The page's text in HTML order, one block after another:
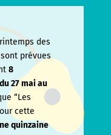
des
prévues
8
du 27 mai au
“Les
cette
quinzaine